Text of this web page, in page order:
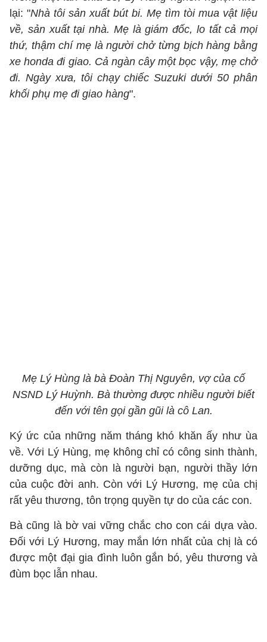
lại: "Nhà tôi sản xuất bút bi. Mẹ tìm tòi mua vật liệu
về, sản xuất tại nhà. Mẹ là giám đốc, lo tất cả mọi
thứ, thậm chí mẹ là người chở từng bịch hàng bằng
xe honda đi giao. Cả ngàn cây một bọc vậy, mẹ chở
đi. Ngày xưa, tôi chạy chiếc Suzuki dưới 50 phân
khối phụ mẹ đi giao hàng".
Mẹ Lý Hùng là bà Đoàn Thị Nguyên, vợ của cố
NSND Lý Huỳnh. Bà thường được nhiều người biết
đến với tên gọi gần gũi là cô Lan.
Ký ức của những năm tháng khó khăn ấy như ùa
về. Với Lý Hùng, mẹ không chỉ có công sinh thành,
dưỡng dục, mà còn là người bạn, người thầy lớn
của cuộc đời anh. Còn với Lý Hương, mẹ của chị
rất yêu thương, tôn trọng quyền tự do của các con.
Bà cũng là bờ vai vững chắc cho con cái dựa vào.
Đối với Lý Hương, may mắn lớn nhất của chị là có
được một đại gia đình luôn gắn bó, yêu thương và
đùm bọc lẫn nhau.